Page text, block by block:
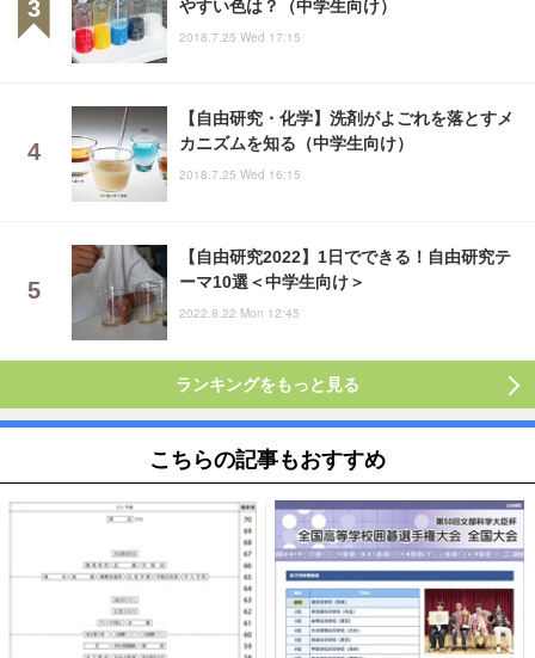
やすい色は？（中学生向け）
2018.7.25 Wed 17:15
【自由研究・化学】洗剤がよごれを落とすメ
カニズムを知る（中学生向け）
2018.7.25 Wed 16:15
【自由研究2022】1日でできる！自由研究テ
ーマ10選＜中学生向け＞
2022.8.22 Mon 12:45
ランキングをもっと見る
こちらの記事もおすすめ